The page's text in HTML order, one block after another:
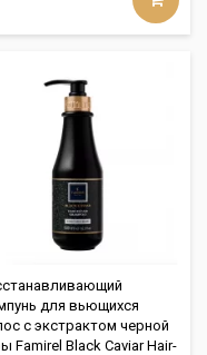
для вьющихся
с экстрактом черной
Famirel Black Caviar Hair-